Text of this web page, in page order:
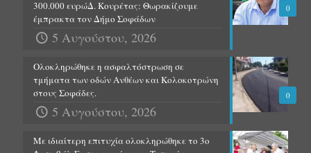
0
300.000 ευρώΔ. Κουρέτας: Θωρακίζουμε
έμπρακτα τον Δήμο Σοφάδων
5 Αυγούστου, 2026
0
Ολοκληρώθηκε η ασφαλτόστρωση σε
τμήματα των οδών Ανθέων και Κολοκοτρώνη
στους Σοφάδες.
5 Αυγούστου, 2026
Με ιδιαίτερη επιτυχία ολοκληρώθηκε το 3ο